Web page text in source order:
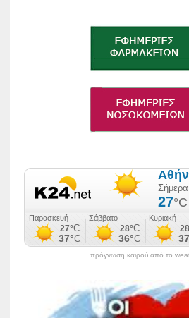
πρόγνωση καιρού από το